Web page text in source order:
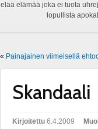
elää elämää joka ei tuota
lopullista
« Painajainen viimeisellä
Skandaali
Kirjoitettu 6.4.2009